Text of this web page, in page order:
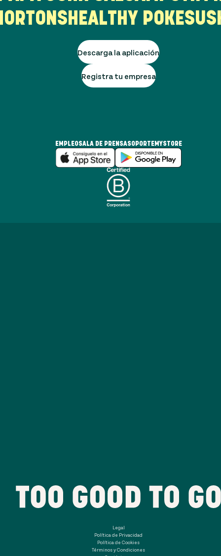
HEALTHY POKE
Descarga la aplicación
Registra tu empresa
EMPLEOSALA DE PRENSA SOPORTEMYSTORE
Legal
Política de Privacidad
Política de Cookies
Términos y Condiciones